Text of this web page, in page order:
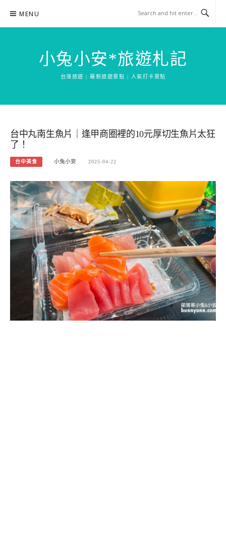
content
MENU
小兔小安*旅遊札記
台灣旅遊 | 最新旅遊景點 | 人氣打卡景點
台中丸南生魚片｜逢甲商圈裡的10元厚切生魚片太狂
了！
台中美食 小兔小安 2025-04-22